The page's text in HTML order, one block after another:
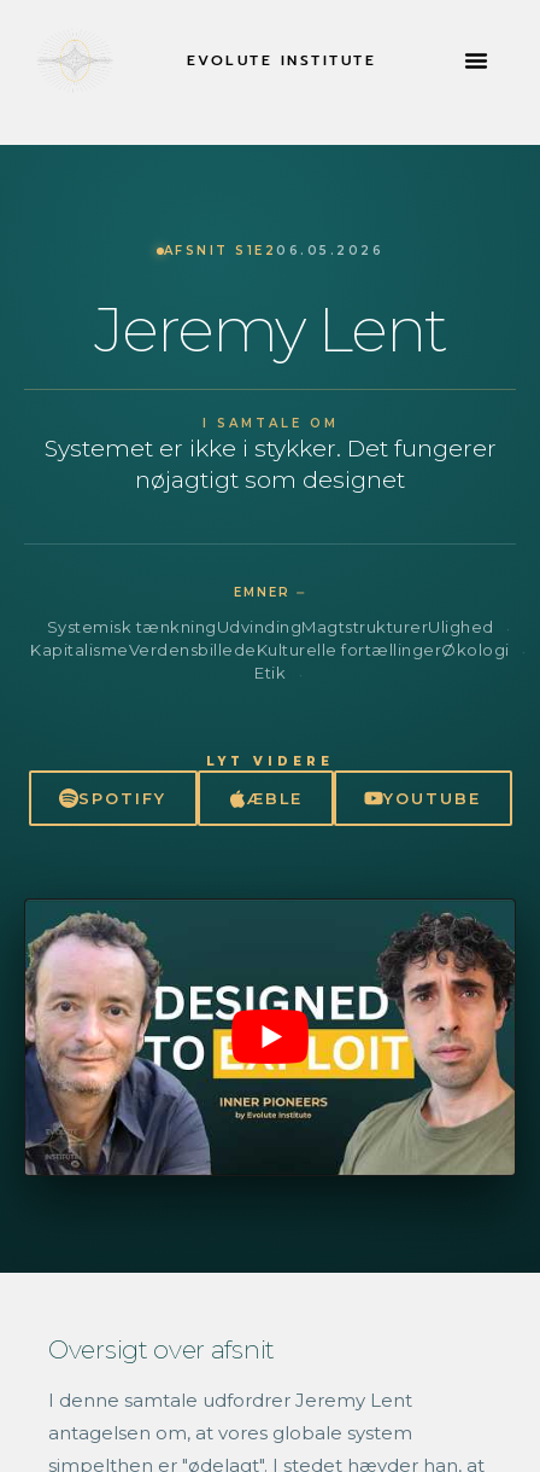
EVOLUTE INSTITUTE
AFSNIT S1E206.05.2026
Jeremy Lent
I SAMTALE OM
Systemet er ikke i stykker. Det fungerer
nøjagtigt som designet
EMNER ⏤
Systemisk tænkningUdvindingMagtstrukturerUlighed
KapitalismeVerdensbilledeKulturelle fortællingerØkologi
Etik
LYT VIDERE
SPOTIFY ÆBLE YOUTUBE
Oversigt over afsnit
I denne samtale udfordrer Jeremy Lent
antagelsen om, at vores globale system
simpelthen er "ødelagt". I stedet hævder han, at